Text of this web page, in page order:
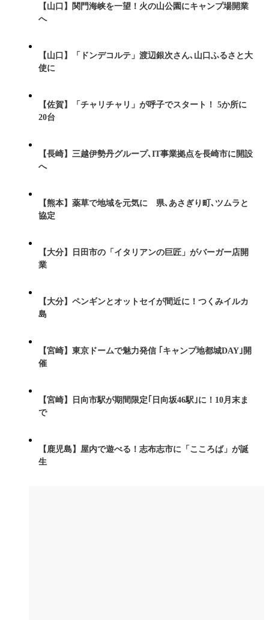
【山口】関門海峡を一望！火の山公園にキャンプ場開業
へ
【山口】「ドンデコルテ」渡辺銀次さん､山口ふるさと大
使に
【佐賀】「チャリチャリ」が呼子でスタート！ 5か所に
20台
【長崎】三越伊勢丹グループ､IT事業拠点を長崎市に開設
へ
【熊本】薬草で地域を元気に 県､あさぎり町､ツムラと
協定
【大分】日田市の「イタリアンの巨匠」がバーガー店開
業
【大分】ペンギンとオットセイが間近に！つくみイルカ
島
【宮崎】東京ドームで魅力発信 ｢キャンプ地都城DAY｣開
催
【宮崎】日向市駅が期間限定｢日向坂46駅｣に！10月末ま
で
【鹿児島】屋内で遊べる！志布志市に「こころば」が誕
生